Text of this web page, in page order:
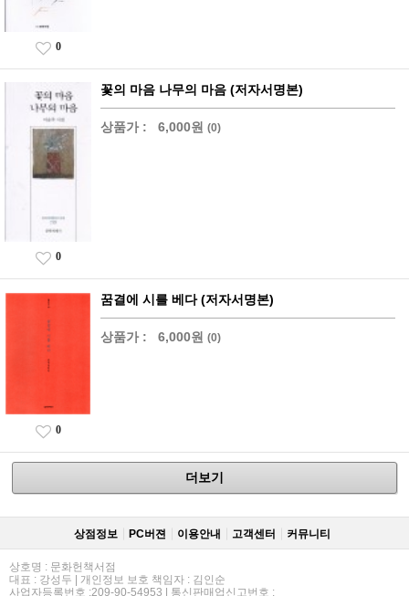
0
꽃의 마음 나무의 마음 (저자서명본)
상품가 : 6,000원 (0)
0
꿈결에 시를 베다 (저자서명본)
상품가 : 6,000원 (0)
0
더보기
상점정보 PC버젼 이용안내 고객센터 커뮤니티
상호명 : 문화헌책서점
대표 : 강성두 | 개인정보 보호 책임자 : 김인순
사업자등록번호 :209-90-54953 | 통신판매업신고번호 :